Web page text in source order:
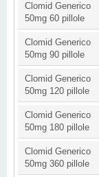
Clomid Generico
50mg 60 pillole
Clomid Generico
50mg 90 pillole
Clomid Generico
50mg 120 pillole
Clomid Generico
50mg 180 pillole
Clomid Generico
50mg 360 pillole